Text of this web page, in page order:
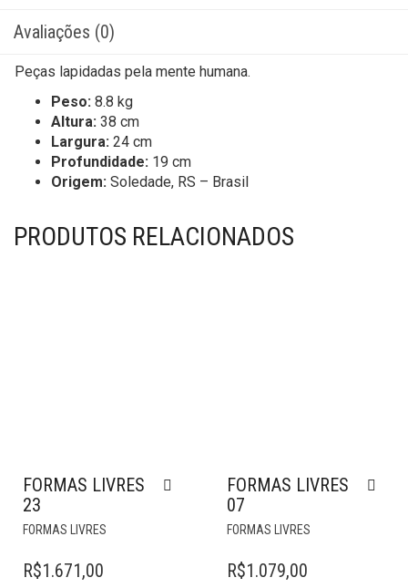
Avaliações (0)
Peças lapidadas pela mente humana.
Peso: 8.8 kg
Altura: 38 cm
Largura: 24 cm
Profundidade: 19 cm
Origem: Soledade, RS – Brasil
PRODUTOS RELACIONADOS
FORMAS LIVRES
23
FORMAS LIVRES
R$1.671,00
FORMAS LIVRES
07
FORMAS LIVRES
R$1.079,00